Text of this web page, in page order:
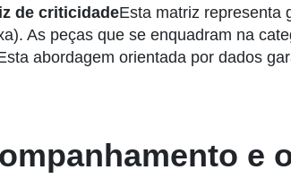
de criticidadeEsta matriz representa
As peças que se enquadram na
abordagem orientada por dados
e